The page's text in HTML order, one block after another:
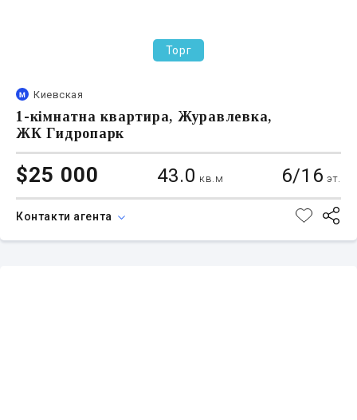
Торг
Киевская
1-кімнатна квартира, Журавлевка,
ЖК Гидропарк
$25 000 43.0 кв.м 6/16 эт.
Контакти агента